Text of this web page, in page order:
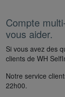
Compte
vous aider.
Si vous avez des
clients de WH
Notre service
22h00.